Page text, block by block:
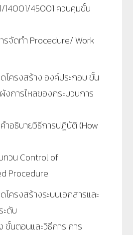
45001 ควบคุมขั้น
จัดทำ Procedure/ Work
งสร้าง องค์ประกอบ ขั้น
การไหลของกระบวนการ
บายวิธีการปฏิบัติ (How
ทวน Control of
Procedure
งสร้างระบบเอกสารและ
ะดับ
ตอนและวิธีการ การ